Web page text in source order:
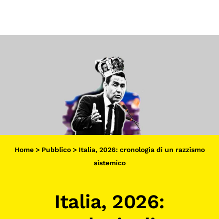
Sala di Lettura
LA FONDAZIONE
Archivi del presente
Home> Pubblico> Italia, 2026: cronologia di un razzismo
sistemico
Italia, 2026: